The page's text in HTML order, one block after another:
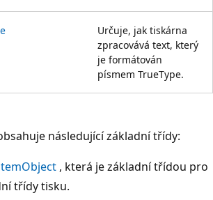
Určuje, jak tiskárna
zpracovává text, který
je formátován
písmem TrueType.
následující základní třídy:
, která je základní třídou pro
třídy tisku.